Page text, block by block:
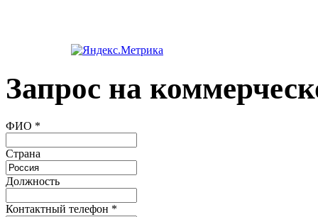
Запрос на
ФИО *
Страна
Должность
Контактный телефон *